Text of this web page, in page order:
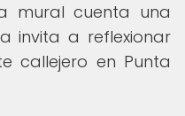
mural cuenta una
invita a reflexionar
callejero en Punta